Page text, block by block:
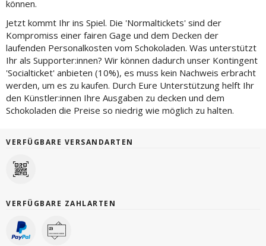
können.
Jetzt kommt Ihr ins Spiel. Die 'Normaltickets' sind der
Kompromiss einer fairen Gage und dem Decken der
laufenden Personalkosten vom Schokoladen. Was unterstützt
Ihr als Supporter:innen? Wir können dadurch unser Kontingent
'Socialticket' anbieten (10%), es muss kein Nachweis erbracht
werden, um es zu kaufen. Durch Eure Unterstützung helft Ihr
den Künstler:innen Ihre Ausgaben zu decken und dem
Schokoladen die Preise so niedrig wie möglich zu halten.
VERFÜGBARE VERSANDARTEN
VERFÜGBARE ZAHLARTEN